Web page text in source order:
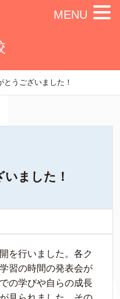
とうございました！
ました！
を行いました。各ク
習の時間の発表会が
の学びや自らの成長
MENU